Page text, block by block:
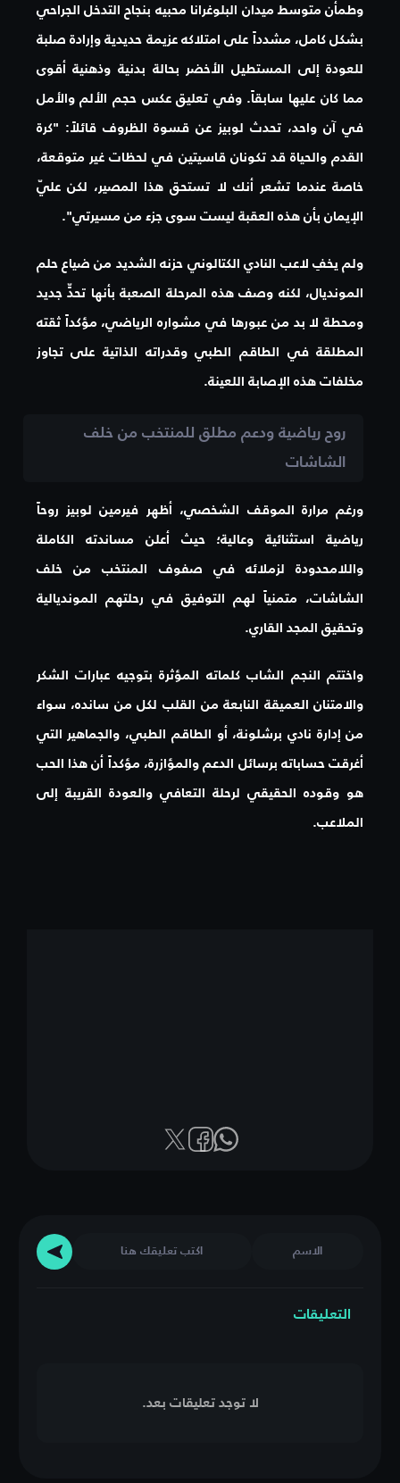
وطمأن متوسط ميدان البلوغرانا محبيه بنجاح التدخل الجراحي
بشكل كامل، مشدداً على امتلاكه عزيمة حديدية وإرادة صلبة
للعودة إلى المستطيل الأخضر بحالة بدنية وذهنية أقوى
مما كان عليها سابقاً. وفي تعليق عكس حجم الألم والأمل
في آن واحد، تحدث لوبيز عن قسوة الظروف قائلاً: "كرة
القدم والحياة قد تكونان قاسيتين في لحظات غير متوقعة،
خاصة عندما تشعر أنك لا تستحق هذا المصير، لكن عليّ
الإيمان بأن هذه العقبة ليست سوى جزء من مسيرتي".
ولم يخفِ لاعب النادي الكتالوني حزنه الشديد من ضياع حلم
المونديال، لكنه وصف هذه المرحلة الصعبة بأنها تحدٍّ جديد
ومحطة لا بد من عبورها في مشواره الرياضي، مؤكداً ثقته
المطلقة في الطاقم الطبي وقدراته الذاتية على تجاوز
مخلفات هذه الإصابة اللعينة.
روح رياضية ودعم مطلق للمنتخب من خلف
الشاشات
ورغم مرارة الموقف الشخصي، أظهر فيرمين لوبيز روحاً
رياضية استثنائية وعالية؛ حيث أعلن مساندته الكاملة
واللامحدودة لزملائه في صفوف المنتخب من خلف
الشاشات، متمنياً لهم التوفيق في رحلتهم المونديالية
وتحقيق المجد القاري.
واختتم النجم الشاب كلماته المؤثرة بتوجيه عبارات الشكر
والامتنان العميقة النابعة من القلب لكل من سانده، سواء
من إدارة نادي برشلونة، أو الطاقم الطبي، والجماهير التي
أغرقت حساباته برسائل الدعم والمؤازرة، مؤكداً أن هذا الحب
هو وقوده الحقيقي لرحلة التعافي والعودة القريبة إلى
الملاعب.
التعليقات
لا توجد تعليقات بعد.